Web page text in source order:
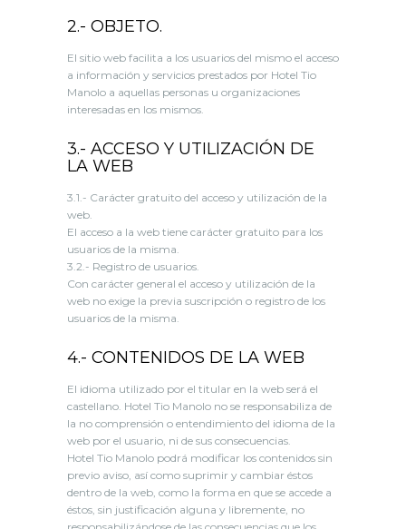
2.- OBJETO.
El sitio web facilita a los usuarios del mismo el acceso
a información y servicios prestados por Hotel Tio
Manolo a aquellas personas u organizaciones
interesadas en los mismos.
3.- ACCESO Y UTILIZACIÓN DE
LA WEB
3.1.- Carácter gratuito del acceso y utilización de la
web.
El acceso a la web tiene carácter gratuito para los
usuarios de la misma.
3.2.- Registro de usuarios.
Con carácter general el acceso y utilización de la
web no exige la previa suscripción o registro de los
usuarios de la misma.
4.- CONTENIDOS DE LA WEB
El idioma utilizado por el titular en la web será el
castellano. Hotel Tio Manolo no se responsabiliza de
la no comprensión o entendimiento del idioma de la
web por el usuario, ni de sus consecuencias.
Hotel Tio Manolo podrá modificar los contenidos sin
previo aviso, así como suprimir y cambiar éstos
dentro de la web, como la forma en que se accede a
éstos, sin justificación alguna y libremente, no